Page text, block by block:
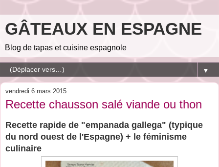
GÂTEAUX EN ESPAGNE
Blog de tapas et cuisine espagnole
▼
vendredi 6 mars 2015
Recette chausson salé viande ou thon
Recette rapide de "empanada gallega" (typique
du nord ouest de l'Espagne) + le féminisme
culinaire